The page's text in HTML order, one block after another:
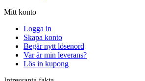
Mitt konto
Logga in
Skapa konto
Begär nytt lösenord
Var är min leverans?
Lös in kupong